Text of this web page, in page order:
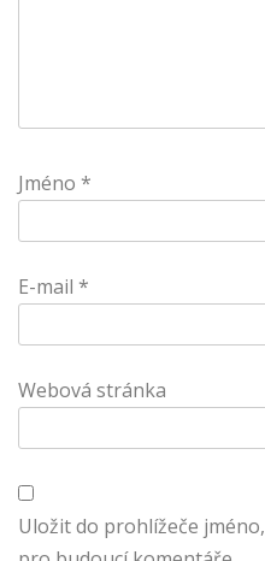
Jméno *
E-mail *
Webová stránka
Uložit do prohlížeče